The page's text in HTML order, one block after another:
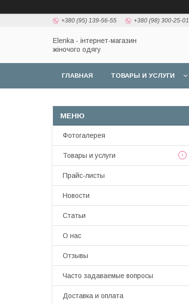
+380 (95) 139-56-55 +380 (98) 300-25-01
Elenka - інтернет-магазин
жіночого одягу
ГЛАВНАЯ ТОВАРЫ И УСЛУГИ
Фотогалерея
Товары и услуги
Прайс-листы
Новости
Статьи
О нас
Отзывы
Часто задаваемые вопросы
Доставка и оплата